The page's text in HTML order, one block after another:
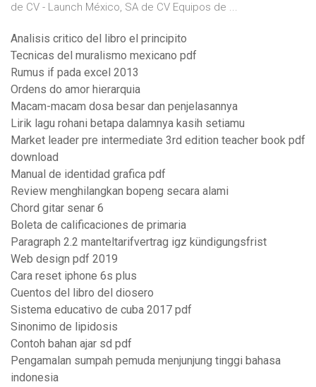
de CV - Launch México, SA de CV Equipos de ...
Analisis critico del libro el principito
Tecnicas del muralismo mexicano pdf
Rumus if pada excel 2013
Ordens do amor hierarquia
Macam-macam dosa besar dan penjelasannya
Lirik lagu rohani betapa dalamnya kasih setiamu
Market leader pre intermediate 3rd edition teacher book pdf
download
Manual de identidad grafica pdf
Review menghilangkan bopeng secara alami
Chord gitar senar 6
Boleta de calificaciones de primaria
Paragraph 2.2 manteltarifvertrag igz kündigungsfrist
Web design pdf 2019
Cara reset iphone 6s plus
Cuentos del libro del diosero
Sistema educativo de cuba 2017 pdf
Sinonimo de lipidosis
Contoh bahan ajar sd pdf
Pengamalan sumpah pemuda menjunjung tinggi bahasa
indonesia